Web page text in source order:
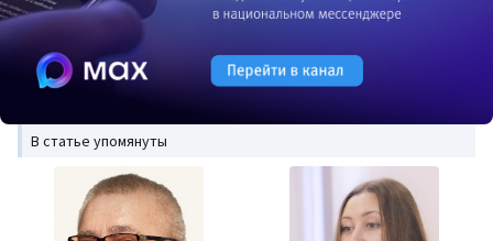
В статье упомянуты